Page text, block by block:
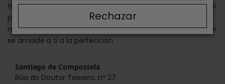
tiene unas preferencias únicas y, por esto, una de nuestras
prioridades es ofrecer una gran diversidad de las mejores
marcas, modelos y colores, para que así encuentres lo que
se amolde a ti a la perfección.
Santiago de Compostela
Rúa do Doutor Teixeiro, nº 27
Rechazar